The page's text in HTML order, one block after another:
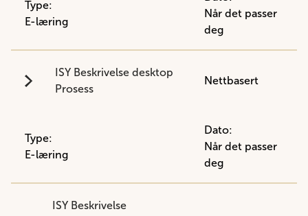
Type:
E-læring
Når det passer
deg
ISY Beskrivelse desktop
Prosess
Nettbasert
Type:
E-læring
Dato:
Når det passer
deg
ISY Beskrivelse